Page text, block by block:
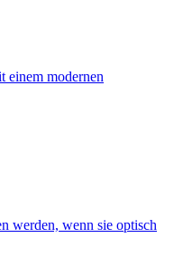
einem modernen
werden, wenn sie optisch